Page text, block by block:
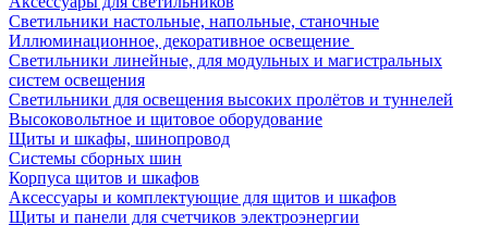
Светильники настольные, напольные, станочные
Иллюминационное, декоративное освещение
Светильники линейные, для модульных и магистральных
систем освещения
Светильники для освещения высоких пролётов и туннелей
Высоковольтное и щитовое оборудование
Щиты и шкафы, шинопровод
Системы сборных шин
Корпуса щитов и шкафов
Аксессуары и комплектующие для щитов и шкафов
Щиты и панели для счетчиков электроэнергии